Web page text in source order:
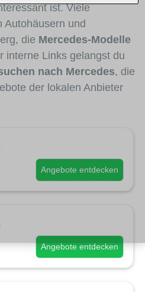
ist. Viele
Autohäusern und
die Mercedes-Modelle
interne Links gelangst du
nach Mercedes, die
der lokalen Anbieter
Angebote entdecken
Angebote entdecken